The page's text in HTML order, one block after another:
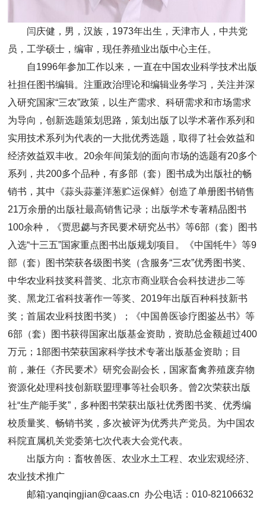
闫庆健，男，汉族，1973年出生，天津市人，中共党
员，工学硕士，编审，现任养殖业出版中心主任。
自1996年参加工作以来，一直在中国农业科学技术出版
社担任图书编辑。注重政治理论和编辑业务学习，关注并深
入研究国家“三农”政策，以生产需求、科研需求和市场需求
为导向，创新选题策划思路，策划出版了以学术著作系列和
实用技术系列为代表的一大批优秀选题，取得了社会效益和
经济效益双丰收。20余年间策划的面向市场的选题有20多个
系列，共200多个品种，有多部（套）图书成为出版社的畅
销书，其中《蒜头蒜薹洋葱贮运保鲜》创造了单册图书销售
21万余册的出版社最高销售记录；出版学术专著精品图书
100余种，《贾思勰与齐民要术研究丛书》等6部（套）图书
入选“十三五”国家重点图书出版规划项目。《中国牦牛》等9
部（套）图书荣获各级图书奖（含服务“三农”优秀图书奖、
中华农业科技奖科普奖、北京市商业联合会科技进步二等
奖、黑龙江省科技著作一等奖、2019年出版百种科技新书
奖；首届农业科技图书奖）；《中国兽医诊疗图鉴丛书》等
6部（套）图书获得国家出版基金资助，资助总金额超过400
万元；1部图书荣获国家科学技术专著出版基金资助；目
前，兼任《齐民要术》研究会副会长，国家畜禽养殖废弃物
资源化处理科技创新联盟理事等社会职务。曾2次荣获出版
社“生产能手奖”，多种图书荣获出版社优秀图书奖、优秀编
校质量奖、畅销书奖，多次被评为优秀共产党员。为中国农
科院直属机关党委第七次代表大会党代表。
出版方向：畜牧兽医、农业水土工程、农业宏观经济、
农业技术推广
邮箱:yanqingjian@caas.cn 办公电话：010-82106632